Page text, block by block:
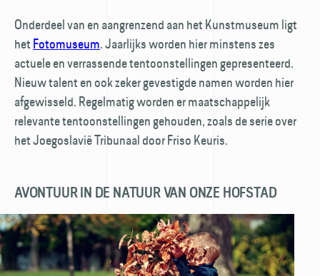
Onderdeel van en aangrenzend aan het Kunstmuseum ligt
het Fotomuseum. Jaarlijks worden hier minstens zes
actuele en verrassende tentoonstellingen gepresenteerd.
Nieuw talent en ook zeker gevestigde namen worden hier
afgewisseld. Regelmatig worden er maatschappelijk
relevante tentoonstellingen gehouden, zoals de serie over
het Joegoslavië Tribunaal door Friso Keuris.
AVONTUUR IN DE NATUUR VAN ONZE HOFSTAD